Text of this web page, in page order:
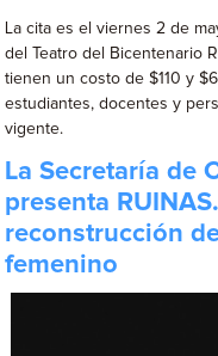
La cita es el viernes 2 de
del Teatro del Bicentenario
tienen un costo de $110 y
estudiantes, docentes y
vigente.
La Secretaría de
presenta
reconstrucción
femenino